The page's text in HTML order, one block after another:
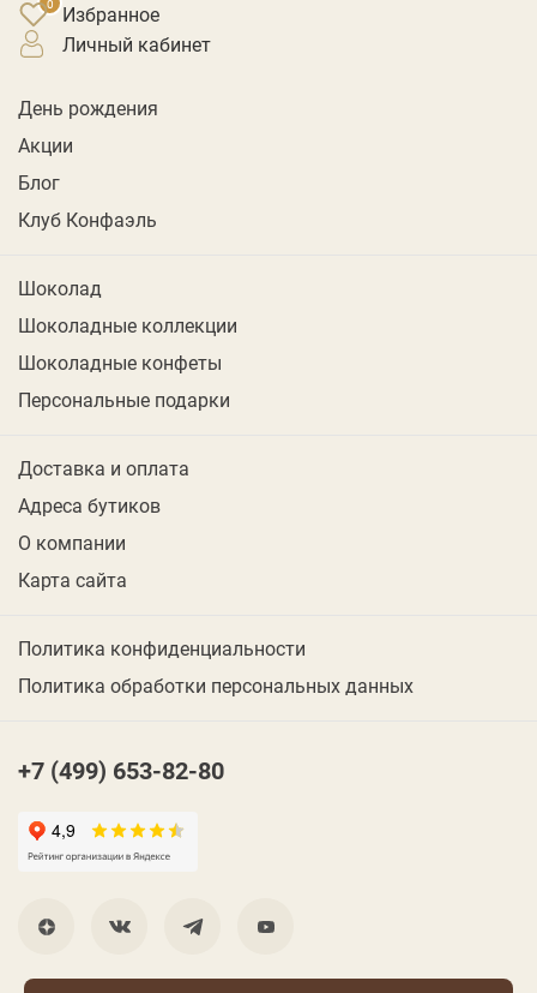
Избранное
личный кабинет
День рождения
Акции
Блог
Клуб Конфаэль
Шоколад
Шоколадные коллекции
Шоколадные конфеты
Персональные подарки
Доставка и оплата
Адреса бутиков
О компании
Карта сайта
Политика конфиденциальности
Политика обработки персональных данных
+7 (499) 653-82-80